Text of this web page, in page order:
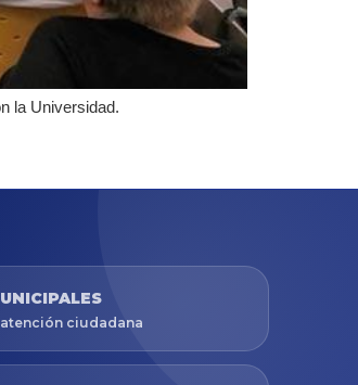
la Universidad.
ciudadana